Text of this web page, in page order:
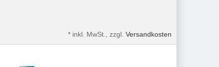
* inkl. MwSt., zzgl. Versandkosten